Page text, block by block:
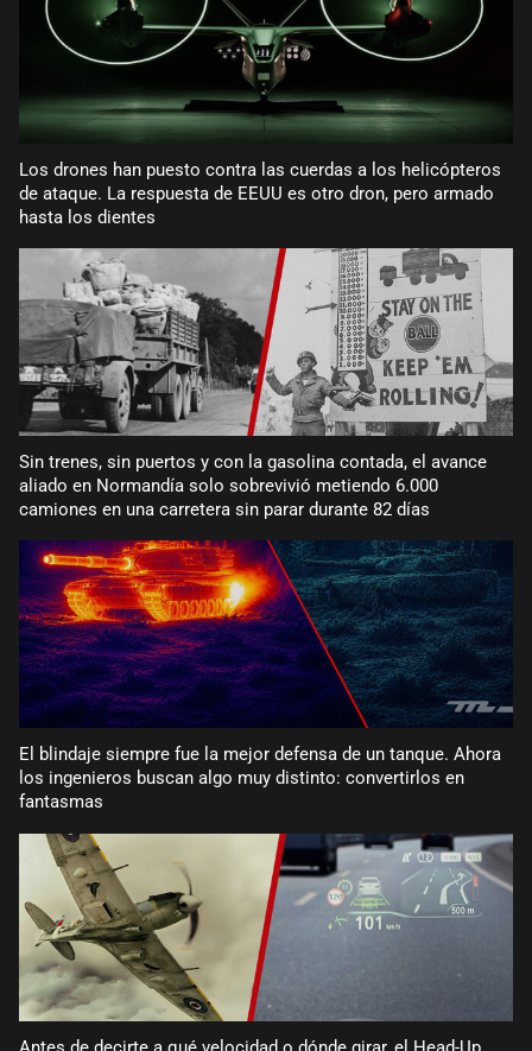
Los drones han puesto contra las cuerdas a los helicópteros
de ataque. La respuesta de EEUU es otro dron, pero armado
hasta los dientes
Sin trenes, sin puertos y con la gasolina contada, el avance
aliado en Normandía solo sobrevivió metiendo 6.000
camiones en una carretera sin parar durante 82 días
El blindaje siempre fue la mejor defensa de un tanque. Ahora
los ingenieros buscan algo muy distinto: convertirlos en
fantasmas